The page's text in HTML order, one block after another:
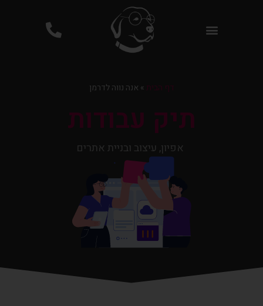
דף הבית» אנה נווה לדרמן
תיק עבודות
אפיון, עיצוב ובניית אתרים